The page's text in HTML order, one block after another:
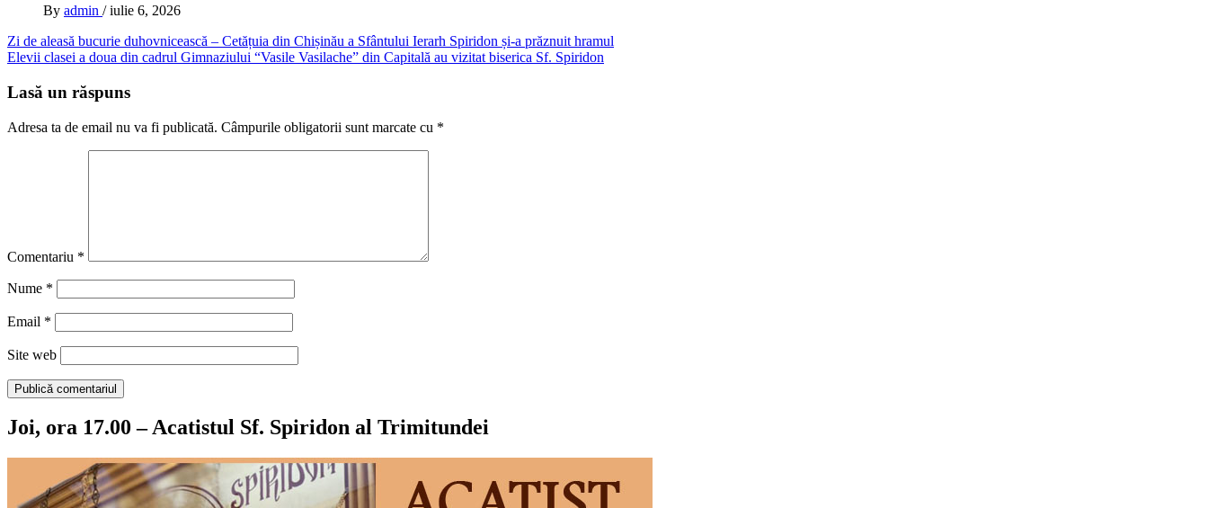
By admin / iulie 6, 2026
Navigare
în
articole
Zi de aleasă bucurie duhovnicească – Cetățuia din Chișinău a Sfântului Ierarh Spiridon și-a prăznuit hramul
Elevii clasei a doua din cadrul Gimnaziului “Vasile Vasilache” din Capitală au vizitat biserica Sf. Spiridon
Lasă un răspuns
Adresa ta de email nu va fi publicată. Câmpurile obligatorii sunt marcate cu *
Comentariu *
Nume *
Email *
Site web
Joi, ora 17.00 – Acatistul Sf. Spiridon al Trimitundei